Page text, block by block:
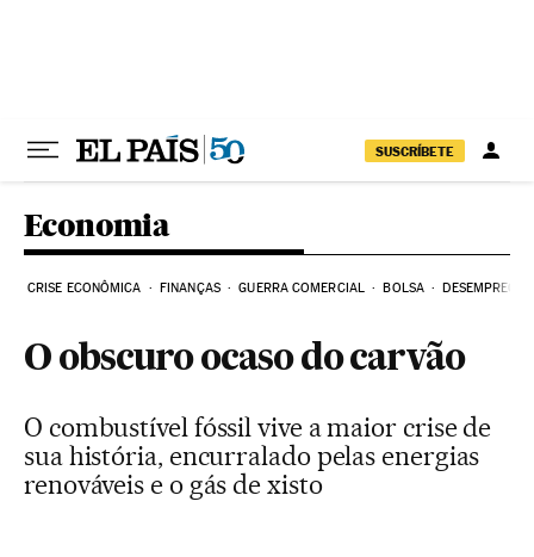
SUSCRÍBETE
Economia
CRISE ECONÔMICA FINANÇAS GUERRA COMERCIAL BOLSA DESEMPREGO
O obscuro ocaso do carvão
O combustível fóssil vive a maior crise de
sua história, encurralado pelas energias
renováveis e o gás de xisto